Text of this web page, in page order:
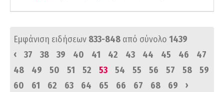
Εμφάνιση ειδήσεων 833-848 από σύνολο 1439
‹
37 38 39 40 41 42 43 44 45 46
47
48
49 50 51 52 53 54 55 56 57 58
59
60
61 62 63 64 65 66 67 68 69 ›